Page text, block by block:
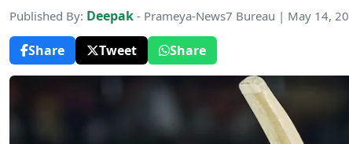
Published By: Deepak - Prameya-News7 Bureau | May 14,
Share
Tweet Share